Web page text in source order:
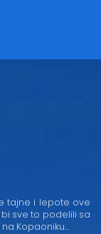
tajne i lepote ove
sve to podelili sa
Kopaoniku...